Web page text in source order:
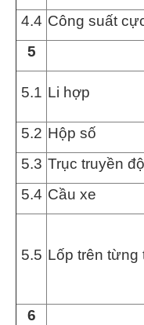
4.4 Công suất
5
5.1 Li hợp
5.2 Hộp số
5.3 Trục truyền
5.4 Cầu xe
5.5 Lốp trên từng
6